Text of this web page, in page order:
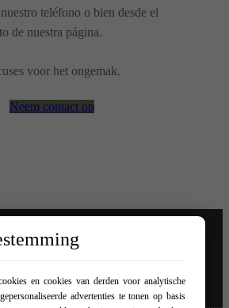
teléfono o bien desde el
de nuestra página.
voor het ongemak.
Neem contact op
en cookies van derden voor analytische
advertenties te tonen op basis